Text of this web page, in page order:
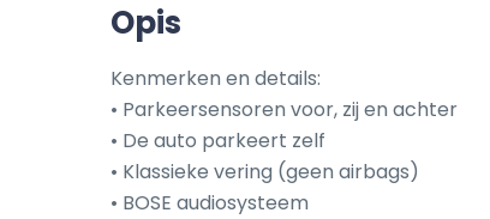
Opis
Kenmerken en details:
• Parkeersensoren voor, zij en achter
• De auto parkeert zelf
• Klassieke vering (geen airbags)
• BOSE audiosysteem